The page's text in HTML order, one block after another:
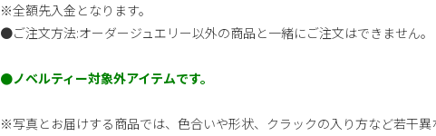
※全額先入金となります。
●ご注文方法:オーダージュエリー以外の商品と一緒にご注文はできません。
●ノベルティー対象外アイテムです。
※写真とお届けする商品では、色合いや形状、クラックの入り方など若干異